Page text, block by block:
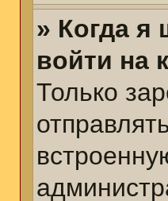
» Когда я
войти на
Только